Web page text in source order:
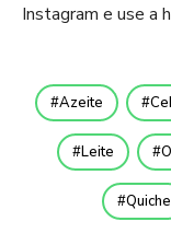
Instagram e use a
Azeite
Leite
Quiche